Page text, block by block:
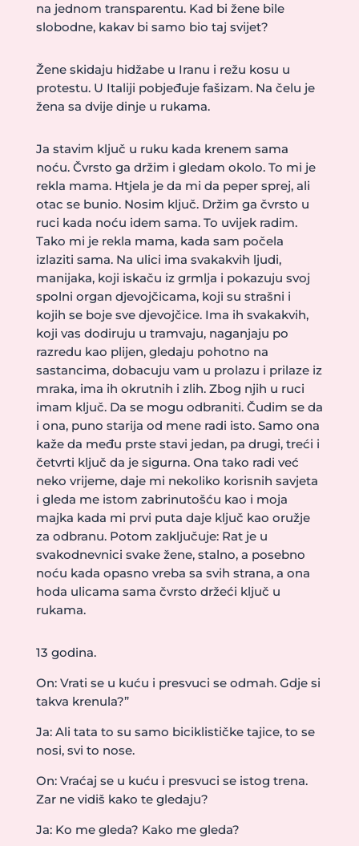
na jednom transparentu. Kad bi žene bile
slobodne, kakav bi samo bio taj svijet?
Žene skidaju hidžabe u Iranu i režu kosu u
protestu. U Italiji pobjeđuje fašizam. Na čelu je
žena sa dvije dinje u rukama.
Ja stavim ključ u ruku kada krenem sama
noću. Čvrsto ga držim i gledam okolo. To mi je
rekla mama. Htjela je da mi da peper sprej, ali
otac se bunio. Nosim ključ. Držim ga čvrsto u
ruci kada noću idem sama. To uvijek radim.
Tako mi je rekla mama, kada sam počela
izlaziti sama. Na ulici ima svakakvih ljudi,
manijaka, koji iskaču iz grmlja i pokazuju svoj
spolni organ djevojčicama, koji su strašni i
kojih se boje sve djevojčice. Ima ih svakakvih,
koji vas dodiruju u tramvaju, naganjaju po
razredu kao plijen, gledaju pohotno na
sastancima, dobacuju vam u prolazu i prilaze iz
mraka, ima ih okrutnih i zlih. Zbog njih u ruci
imam ključ. Da se mogu odbraniti. Čudim se da
i ona, puno starija od mene radi isto. Samo ona
kaže da među prste stavi jedan, pa drugi, treći i
četvrti ključ da je sigurna. Ona tako radi već
neko vrijeme, daje mi nekoliko korisnih savjeta
i gleda me istom zabrinutošću kao i moja
majka kada mi prvi puta daje ključ kao oružje
za odbranu. Potom zaključuje: Rat je u
svakodnevnici svake žene, stalno, a posebno
noću kada opasno vreba sa svih strana, a ona
hoda ulicama sama čvrsto držeći ključ u
rukama.
13 godina.
On: Vrati se u kuću i presvuci se odmah. Gdje si
takva krenula?”
Ja: Ali tata to su samo biciklističke tajice, to se
nosi, svi to nose.
On: Vraćaj se u kuću i presvuci se istog trena.
Zar ne vidiš kako te gledaju?
Ja: Ko me gleda? Kako me gleda?